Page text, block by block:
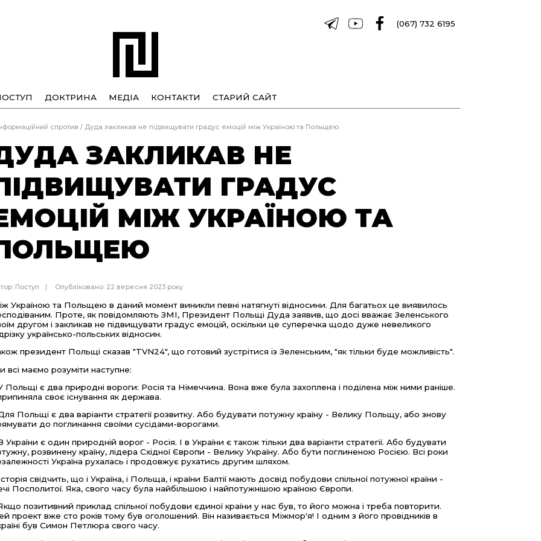
(067) 732 6195
ДОКТРИНА МЕДІА КОНТАКТИ СТАРИЙ САЙТ
спротив / Дуда закликав не підвищувати градус емоцій між Україною та Польщею
ЗАКЛИКАВ НЕ
ГРАДУС
МІЖ УКРАЇНОЮ ТА
Поступ Опубліковано: 22 вересня 2023 року
Україною та Польщею в даний момент виникли певні натягнуті відносини. Для багатьох це виявилось
Проте, як повідомляють ЗМІ, Президент Польщі Дуда заявив, що досі вважає Зеленського
другом і закликав не підвищувати градус емоцій, оскільки це суперечка щодо дуже невеликого
українсько-польських відносин.
президент Польщі сказав "TVN24", що готовий зустрітися із Зеленським, "як тільки буде можливість".
всі маємо розуміти наступне:
Польщі є два природні вороги: Росія та Німеччина. Вона вже була захоплена і поділена між ними раніше.
своє існування як держава.
Польщі є два варіанти стратегії розвитку. Або будувати потужну країну - Велику Польщу, або знову
до поглинання своїми сусідами-ворогами.
України є один природній ворог - Росія. І в України є також тільки два варіанти стратегії. Або будувати
розвинену країну, лідера Східної Європи - Велику Україну. Або бути поглиненою Росією. Всі роки
Україна рухалась і продовжує рухатись другим шляхом.
свідчить, що і Україна, і Польща, і країни Балтії мають досвід побудови спільної потужної країни -
Посполитої. Яка, свого часу була найбільшою і найпотужнішою країною Європи.
позитивний приклад спільної побудови єдиної країни у нас був, то його можна і треба повторити.
проект вже сто років тому був оголошений. Він називається Міжмор'я! І одним з його провідників в
був Симон Петлюра свого часу.